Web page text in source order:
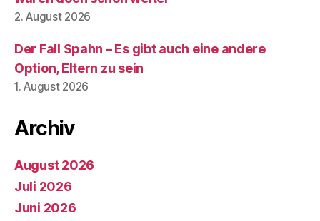
2. August 2026
Der Fall Spahn – Es gibt auch eine andere
Option, Eltern zu sein
1. August 2026
Archiv
August 2026
Juli 2026
Juni 2026